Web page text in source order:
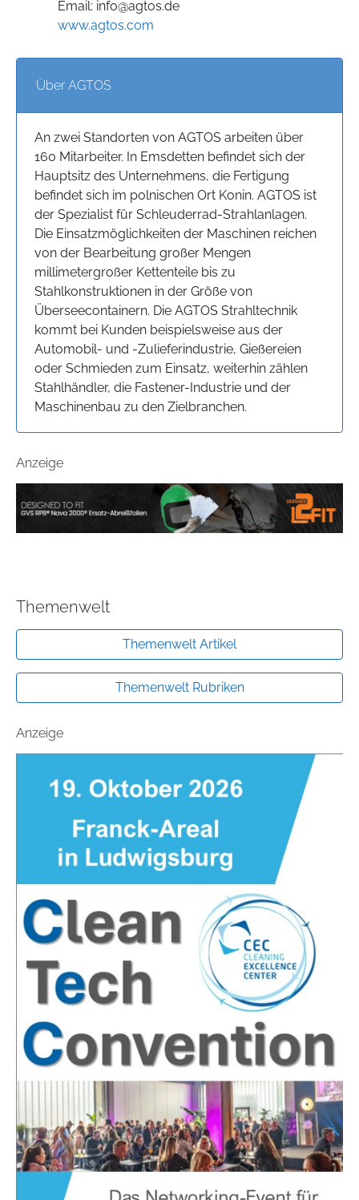
Email: info@agtos.de
www.agtos.com
Über AGTOS
An zwei Standorten von AGTOS arbeiten über
160 Mitarbeiter. In Emsdetten befindet sich der
Hauptsitz des Unternehmens, die Fertigung
befindet sich im polnischen Ort Konin. AGTOS ist
der Spezialist für Schleuderrad-Strahlanlagen.
Die Einsatzmöglichkeiten der Maschinen reichen
von der Bearbeitung großer Mengen
millimetergroßer Kettenteile bis zu
Stahlkonstruktionen in der Größe von
Überseecontainern. Die AGTOS Strahltechnik
kommt bei Kunden beispielsweise aus der
Automobil- und -Zulieferindustrie, Gießereien
oder Schmieden zum Einsatz, weiterhin zählen
Stahlhändler, die Fastener-Industrie und der
Maschinenbau zu den Zielbranchen.
Anzeige
Themenwelt
Themenwelt Artikel
Themenwelt Rubriken
Anzeige